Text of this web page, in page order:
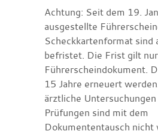
Achtung: Seit dem 19.
ausgestellte
Scheckkartenformat sind
befristet. Die Frist gilt
Führerscheindokument.
15 Jahre erneuert
ärztliche
Prüfungen sind mit dem
Dokumententausch nicht